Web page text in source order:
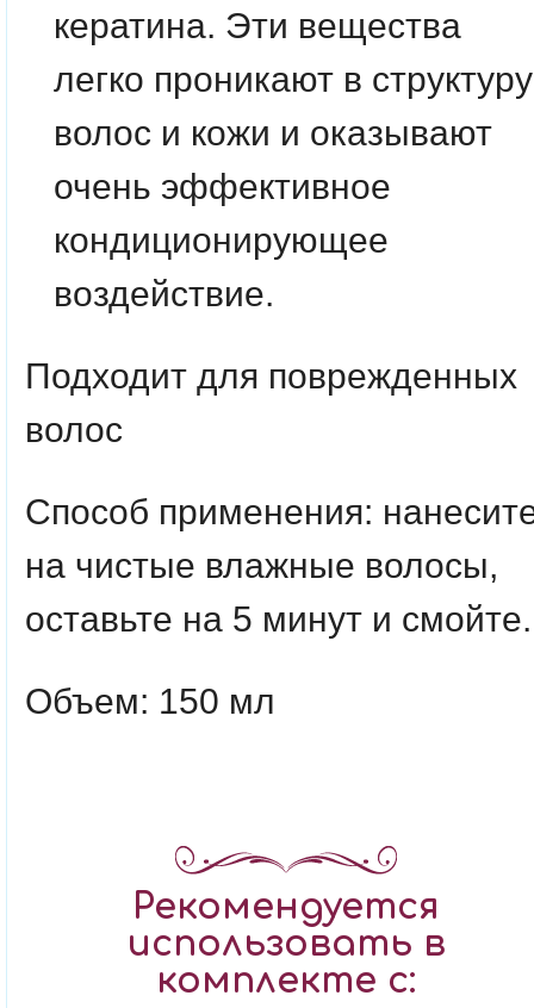
кератина. Эти вещества
легко проникают в структуру
волос и кожи и оказывают
очень эффективное
кондиционирующее
воздействие.
Подходит для поврежденных
волос
Способ применения:
на чистые влажные волосы,
оставьте на 5 минут и
Объем: 150 мл
Рекомендуется
использовать в
комплекте с: